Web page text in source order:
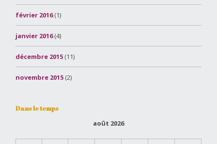
février 2016(1)
janvier 2016(4)
décembre 2015 (11)
novembre 2015 (2)
Dans le temps
août 2026